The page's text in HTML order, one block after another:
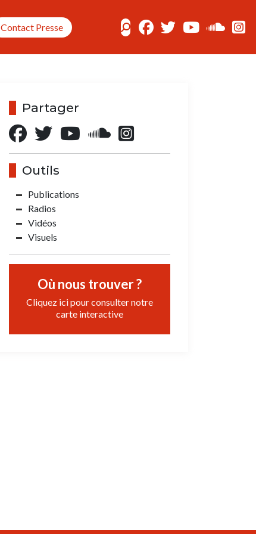
Contact Presse
Partager
Outils
Publications
Radios
Vidéos
Visuels
Où nous trouver ?
Cliquez ici pour consulter notre
carte interactive